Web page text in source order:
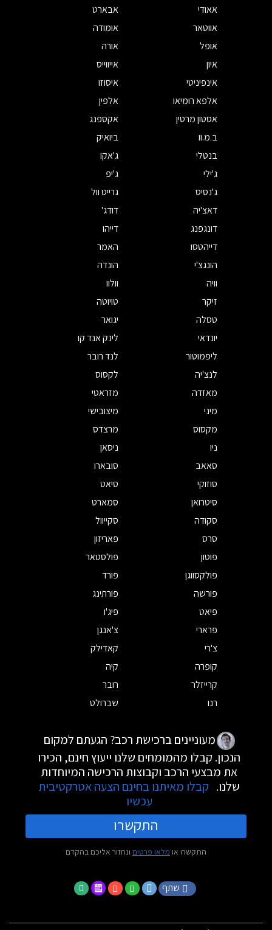
אאודי
אבארט
אווטאר
אומודה
אופל
אורה
איון
אייווייס
אינפיניטי
איסוזו
אלפא רומיאו
אלפין
אסטון מרטין
אקספנג
ב.מ.וו
ביואיק
בנטלי
ג'אקו
ג'ילי
ג'יפ
ג'נסיס
גרייט וול
דאצ'יה
דודג'
דונגפנג
דייהו
דייהטסו
האמר
הונגצ'י
הונדה
וויה
וולוו
זיקר
טויוטה
טסלה
יגואר
יונדאי
לינק אנד קו
ליפמוטור
לנד רובר
לנצ'יה
לקסוס
מאזדה
מזראטי
מיני
מיצובישי
מקסוס
מרצדס
ניו
ניסאן
סאאב
סובארו
סוזוקי
סיאט
סיטרואן
סמארט
סקודה
סקייוול
סרס
פאריזון
פוטון
פולסטאר
פולקסווגן
פורד
פורשה
פורתינג
פיאט
פיג'ו
פרארי
צ'אנגן
צ'רי
קאדילק
קופרה
קיה
קרייזלר
רובר
רנו
שברולט
מעוניינים ברכישת רכב? הגעתם למקום
הנכון. קבלו מהמומחים שלנו ייעוץ חינם, הכירו
את מבצעי הרכב וקבוצות הרכישה המיוחדות
שלנו. קבלו מאיתנו בחינם הצעה אטרקטיבית
עכשיו
התקשרו
התקשרו או מלאו פרטים ונחזור אליכם בהקדם
שתף